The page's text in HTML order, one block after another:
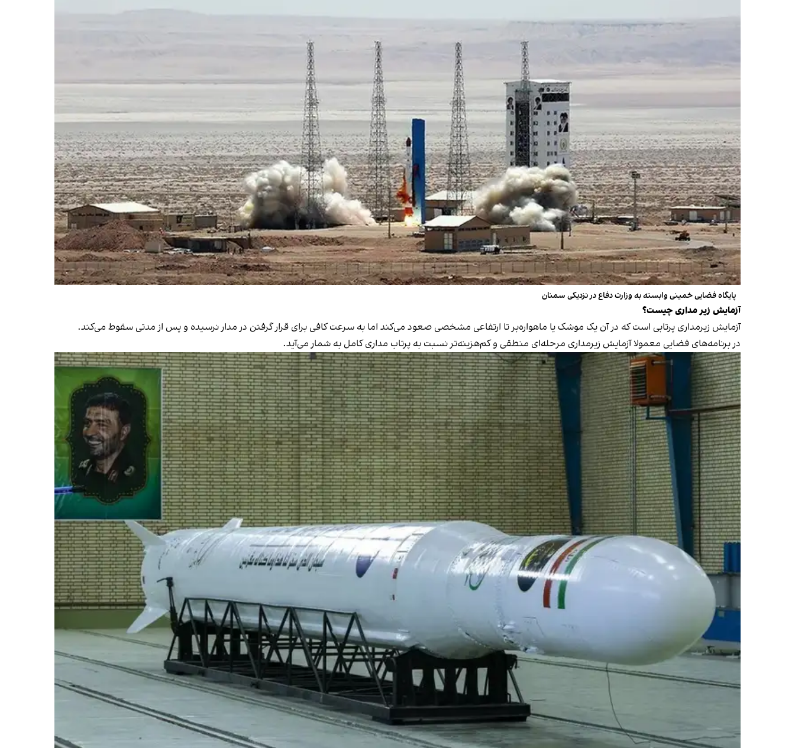
پایگاه فضایی خمینی وابسته به وزارت دفاع در نزدیکی سمنان
آزمایش زیر مداری چیست؟
آزمایش زیرمداری پرتابی است که در آن یک موشک یا ماهواره‌بر تا ارتفاعی مشخصی صعود می‌کند اما به سرعت کافی برای قرار گرفتن در مدار نرسیده و پس از مدتی سقوط می‌کند.
در برنامه‌های فضایی معمولا آزمایش زیرمداری مرحله‌ای منطقی و کم‌هزینه‌تر نسبت به پرتاب مداری کامل به شمار می‌آید.